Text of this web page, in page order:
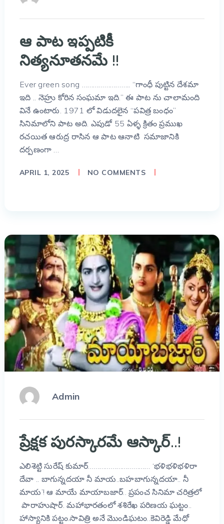
ఆ పాట ఇప్పటికీ
నిత్యనూతనమే !!
Ever green song …………………….. “గాంధీ పుట్టిన దేశమా
ఇది .. నెహ్రు కోరిన సంఘమా ఇది.” ఈ పాట ను చాలామంది
వినే ఉంటారు. 1971 లో విడుదలైన “పవిత్ర బంధం”
సినిమాలోని పాట అది. ఎపుడో 55 ఏళ్ళ క్రితం ప్రముఖ
రచయిత ఆరుద్ర రాసిన ఆ పాట ఆనాటి సమాజానికి
దర్పణంగా …
APRIL 1, 2025 NO COMMENTS
Admin
ప్రేక్షక పురస్కారమే ఆస్కార్..!
ఎలిశెట్టి సురేష్ కుమార్…………………………… ‘భళిభళిభళిరా
దేవా .. బాగున్నదయా నీ మాయ..బహబాగున్నదయా.. నీ
మాయ’! ఆ మాయే మాయాబజార్.. ప్రపంచ సినిమా చరిత్రలో
పారాహుషార్. మహాభారతంలో శశిరేఖ పరిణయ ఘట్టం..
హాస్యానికి పట్టం.సావిత్రి అనే మొండిఘటం..కెవిరెడ్డి మేధో